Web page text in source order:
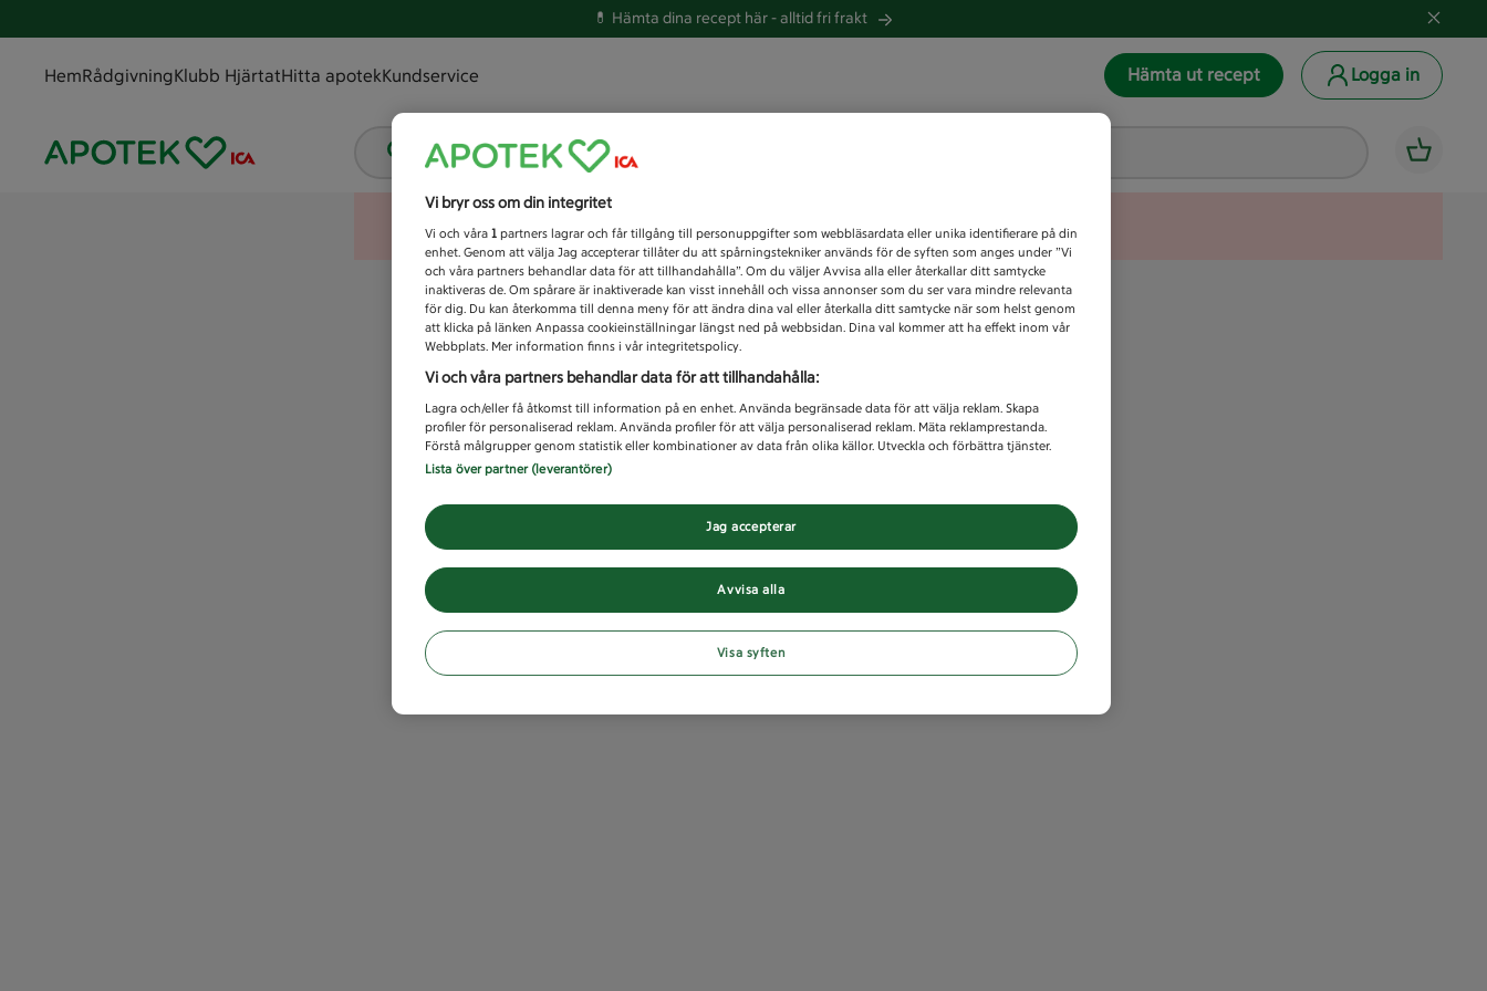
💊 Hämta dina recept här -alltid fri frakt
HemRådgivningKlubb HjärtatHitta apotekKundservice Hämta ut recept Logga in
Vad letar du efter idag?
Unknown error
Vi bryr oss om din integritet
Vi och våra 1 partners lagrar och får tillgång till personuppgifter som webbläsardata eller unika identifierare på din
enhet. Genom att välja Jag accepterar tillåter du att spårningstekniker används för de syften som anges under ”Vi
och våra partners behandlar data för att tillhandahålla”. Om du väljer Avvisa alla eller återkallar ditt samtycke
inaktiveras de. Om spårare är inaktiverade kan visst innehåll och vissa annonser som du ser vara mindre relevanta
för dig. Du kan återkomma till denna meny för att ändra dina val eller återkalla ditt samtycke när som helst genom
att klicka på länken Anpassa cookieinställningar längst ned på webbsidan. Dina val kommer att ha effekt inom vår
Webbplats. Mer information finns i vår integritetspolicy.
Vi och våra partners behandlar data för att tillhandahålla:
Lagra och/eller få åtkomst till information på en enhet. Använda begränsade data för att välja reklam. Skapa
profiler för personaliserad reklam. Använda profiler för att välja personaliserad reklam. Mäta reklamprestanda.
Förstå målgrupper genom statistik eller kombinationer av data från olika källor. Utveckla och förbättra tjänster.
Lista över partner (leverantörer)
Avvisa alla
Jag accepterar
Visa syften